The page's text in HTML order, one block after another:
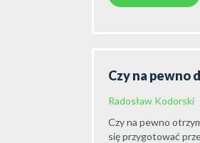
Czy na pewno
Radosław Kodorski
Czy na pewno
się przygotować